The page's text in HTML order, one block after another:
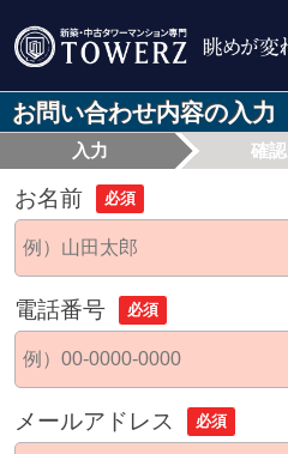
お問い合わせ内容の入力
入力 確認
お名前 必須
電話番号 必須
メールアドレス 必須